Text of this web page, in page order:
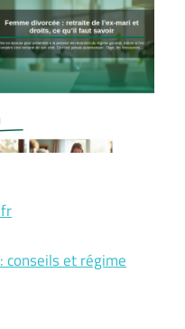
conseils et régime